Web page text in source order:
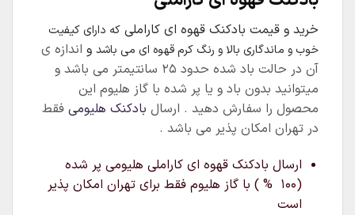
خرید و قیمت بادکنک قهوه ای کاراملی که دارای کیفیت
خوب و ماندگاری بالا و رنگ کرم قهوه ای می باشد و اندازه ی
آن در حالت باد شده حدود ۲۵ سانتیمتر می باشد و
میتوانید بدون باد و یا پر شده با گاز هلیوم این
محصول را سفارش دهید . ارسال بادکنک هلیومی فقط
در تهران امکان پذیر می باشد .
ارسال بادکنک قهوه ای کاراملی هلیومی پر شده
(۱۰۰ % ) با گاز هلیوم فقط برای تهران امکان پذیر
است